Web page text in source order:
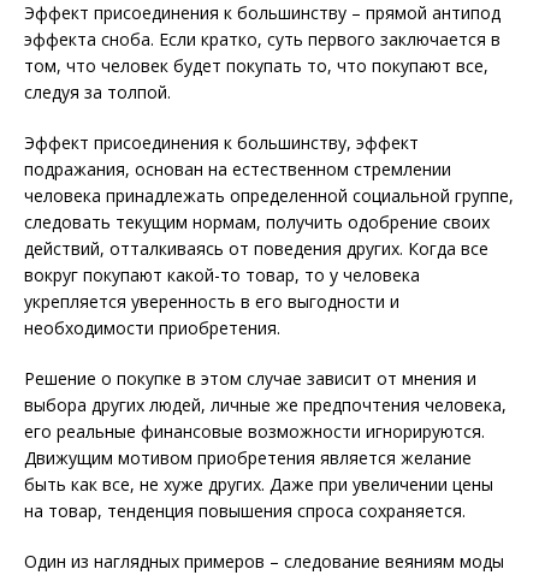
Эффект присоединения к большинству – прямой антипод
эффекта сноба. Если кратко, суть первого заключается в
том, что человек будет покупать то, что покупают все,
следуя за толпой.
Эффект присоединения к большинству, эффект
подражания, основан на естественном стремлении
человека принадлежать определенной социальной группе,
следовать текущим нормам, получить одобрение своих
действий, отталкиваясь от поведения других. Когда все
вокруг покупают какой-то товар, то у человека
укрепляется уверенность в его выгодности и
необходимости приобретения.
Решение о покупке в этом случае зависит от мнения и
выбора других людей, личные же предпочтения человека,
его реальные финансовые возможности игнорируются.
Движущим мотивом приобретения является желание
быть как все, не хуже других. Даже при увеличении цены
на товар, тенденция повышения спроса сохраняется.
Один из наглядных примеров – следование веяниям моды